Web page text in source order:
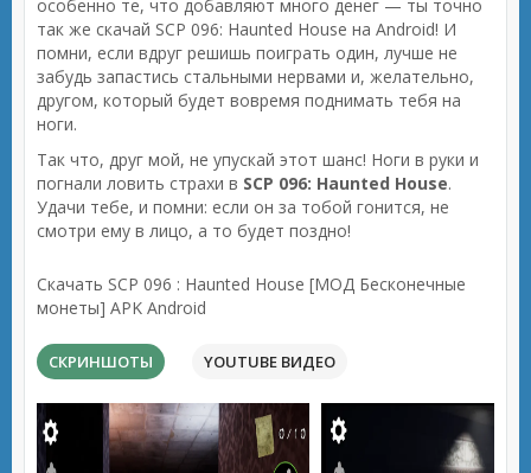
особенно те, что добавляют много денег — ты точно
так же скачай SCP 096: Haunted House на Android! И
помни, если вдруг решишь поиграть один, лучше не
забудь запастись стальными нервами и, желательно,
другом, который будет вовремя поднимать тебя на
ноги.
Так что, друг мой, не упускай этот шанс! Ноги в руки и
погнали ловить страхи в SCP 096: Haunted House.
Удачи тебе, и помни: если он за тобой гонится, не
смотри ему в лицо, а то будет поздно!
Скачать SCP 096 : Haunted House [МОД Бесконечные
монеты] APK Android
СКРИНШОТЫ YOUTUBE ВИДЕО